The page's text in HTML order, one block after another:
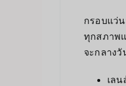
กรอบแว่
ทุกสภาพ
จะกลาง
เล